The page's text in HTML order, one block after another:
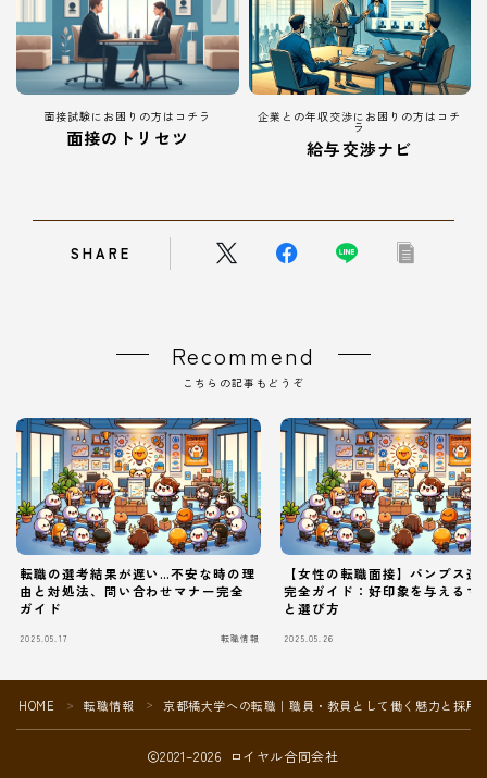
Follow Me
面接試験にお困りの方はコチラ
面接のトリセツ
企業との年収交渉にお困りの方はコチ
ラ
給与交渉ナビ
SHARE
Recommend
こちらの記事もどうぞ
転職の選考結果が遅い…不安な時の理
由と対処法、問い合わせマナー完全
ガイド
2025.05.17 転職情報
【女性の転職面接】パンプス選
完全ガイド：好印象を与えるマ
と選び方
2025.05.26
HOME ＞ 転職情報 ＞ 京都橘大学への転職｜職員・教員として働く魅力と採用
2021–2026 ロイヤル合同会社